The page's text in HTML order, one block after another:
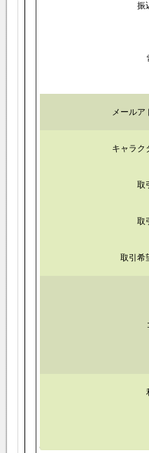
振
メールア
キャラク
取
取
取引希